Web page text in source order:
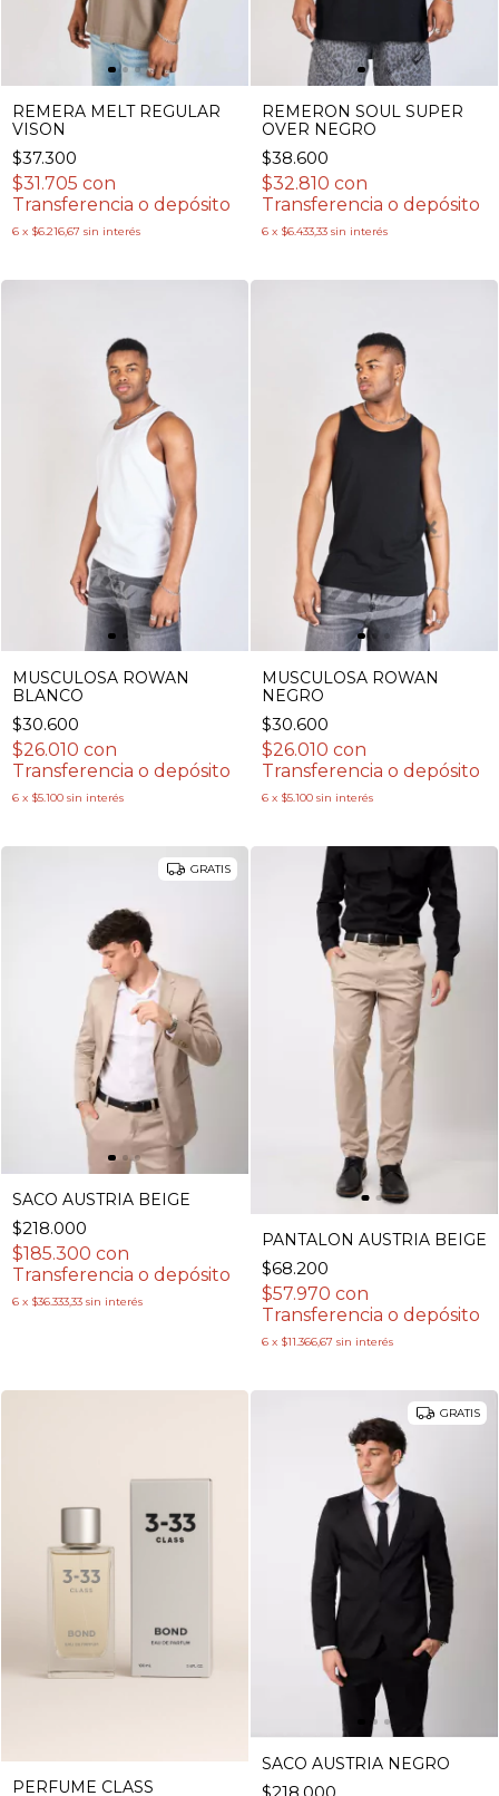
REMERA MELT REGULAR
VISON
$37.300
$31.705 con
Transferencia o depósito
6 x $6.216,67 sin interés
REMERON SOUL SUPER
OVER NEGRO
$38.600
$32.810 con
Transferencia o depósito
6 x $6.433,33 sin interés
MUSCULOSA ROWAN
BLANCO
$30.600
$26.010 con
Transferencia o depósito
6 x $5.100 sin interés
MUSCULOSA ROWAN
NEGRO
$30.600
$26.010 con
Transferencia o depósito
6 x $5.100 sin interés
GRATIS
SACO AUSTRIA BEIGE
$218.000
$185.300 con
Transferencia o depósito
6 x $36.333,33 sin interés
PANTALON AUSTRIA BEIGE
$68.200
$57.970 con
Transferencia o depósito
6 x $11.366,67 sin interés
PERFUME CLASS
GRATIS
SACO AUSTRIA NEGRO
$218.000